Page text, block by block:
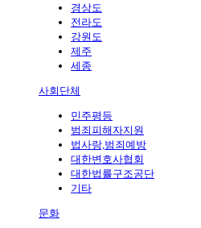
경상도
전라도
강원도
제주
세종
사회단체
민주평등
범죄피해자지원
법사랑,범죄예방
대한변호사협회
대한법률구조공단
기타
문화